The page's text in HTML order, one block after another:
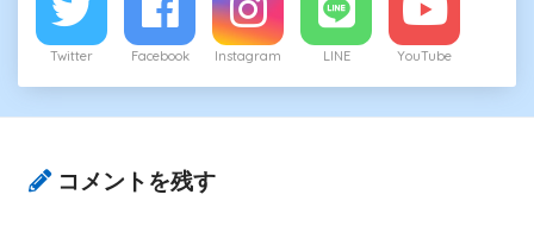
Twitter Facebook Instagram LINE YouTube
コメントを残す